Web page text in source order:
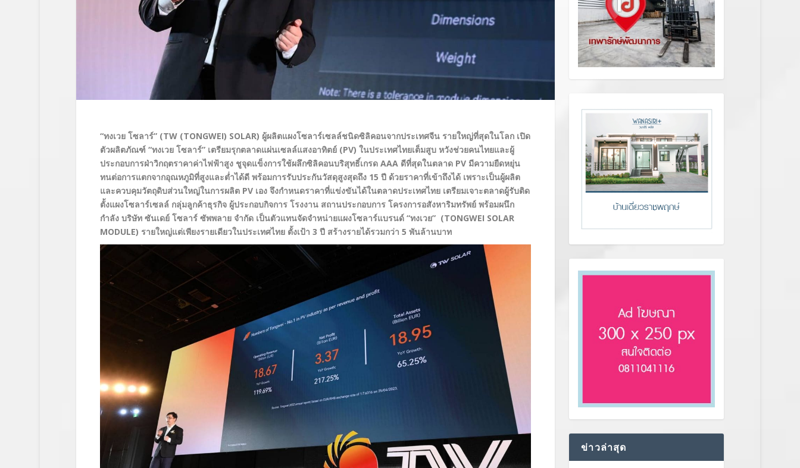
“ทงเวย โซลาร์” (TW (TONGWEI) SOLAR) ผู้ผลิตแผงโซลาร์เซลล์ชนิดซิลิคอนจากประเทศจีน รายใหญ่ที่สุดในโลก เปิด
ตัวผลิตภัณฑ์ “ทงเวย โซลาร์” เตรียมรุกตลาดแผ่นเซลล์แสงอาทิตย์(PV) ในประเทศไทยเต็มสูบ หวังช่วยคนไทยและผู้
ประกอบการฝ่าวิกฤตราคาค่าไฟฟ้าสูง ชูจุดแข็งการใช้ผลึกซิลิคอนบริสุทธิ์เกรด AAA ดีที่สุดในตลาด PVมีความยืดหยุ่น
ทนต่อการแตกจากอุณหภูมิที่สูงและต่ำได้ดี พร้อมการรับประกันวัสดุสูงสุดถึง 15 ปี ด้วยราคาที่เข้าถึงได้ เพราะเป็นผู้ผลิต
และควบคุมวัตถุดิบส่วนใหญ่ในการผลิต PV เอง จึงกำหนดราคาที่แข่งขันได้ในตลาดประเทศไทยเตรียมเจาะตลาดผู้รับติด
ตั้งแผงโซลาร์เซลล์ กลุ่มลูกค้าธุรกิจ ผู้ประกอบกิจการ โรงงาน สถานประกอบการ โครงการอสังหาริมทรัพย์ พร้อมผนึก
กำลัง บริษัท ซันเดย์ โซลาร์ ซัพพลาย จำกัด เป็นตัวแทนจัดจำหน่ายแผงโซลาร์แบรนด์ “ทงเวย” (TONGWEI SOLAR
MODULE) รายใหญ่แต่เพียงรายเดียวในประเทศไทย ตั้งเป้า 3 ปี สร้างรายได้รวมกว่า 5 พันล้านบาท
ข่าวล่าสุด